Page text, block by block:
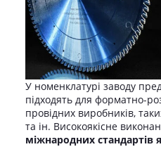
У номенклатурі заводу
підходять для форматно-
провідних виробників,
та ін. Високоякісне
міжнародних стандартів